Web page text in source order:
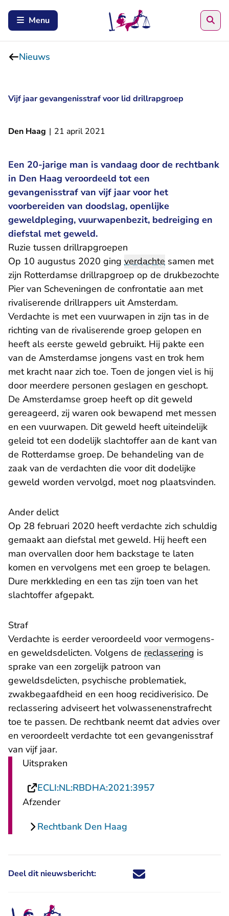
Menu
Nieuws
Vijf jaar gevangenisstraf voor lid drillrapgroep
Den Haag | 21 april 2021
Een 20-jarige man is vandaag door de rechtbank
in Den Haag veroordeeld tot een
gevangenisstraf van vijf jaar voor het
voorbereiden van doodslag, openlijke
geweldpleging, vuurwapenbezit, bedreiging en
diefstal met geweld.
​​Ruzie tussen drillrapgroepen
Op 10 augustus 2020 ging verdachte samen met
zijn Rotterdamse drillrapgroep op de drukbezochte
Pier van Scheveningen de confrontatie aan met
rivaliserende drillrappers uit Amsterdam.
Verdachte is met een vuurwapen in zijn tas in de
richting van de rivaliserende groep gelopen en
heeft als eerste geweld gebruikt. Hij pakte een
van de Amsterdamse jongens vast en trok hem
met kracht naar zich toe. Toen de jongen viel is hij
door meerdere personen geslagen en geschopt.
De Amsterdamse groep heeft op dit geweld
gereageerd, zij waren ook bewapend met messen
en een vuurwapen. Dit geweld heeft uiteindelijk
geleid tot een dodelijk slachtoffer aan de kant van
de Rotterdamse groep. De behandeling van de
zaak van de verdachten die voor dit dodelijke
geweld worden vervolgd, moet nog plaatsvinden.
Ander delict
Op 28 februari 2020 heeft verdachte zich schuldig
gemaakt aan diefstal met geweld. Hij heeft een
man overvallen door hem backstage te laten
komen en vervolgens met een groep te belagen.
Dure merkkleding en een tas zijn toen van het
slachtoffer afgepakt.
Straf
Verdachte is eerder veroordeeld voor vermogens-
en geweldsdelicten. Volgens de reclassering is
sprake van een zorgelijk patroon van
geweldsdelicten, psychische problematiek,
zwakbegaafdheid en een hoog recidiverisico. De
reclassering adviseert het volwassenenstrafrecht
toe te passen. De rechtbank neemt dat advies over
en veroordeelt verdachte tot een gevangenisstraf
van vijf jaar.
Uitspraken
ECLI:NL:RBDHA:2021:3957
Afzender
Rechtbank Den Haag
Deel dit nieuwsbericht: Deel dit nieuwsbericht via X -
Deel dit nieuwsbericht via
Deel dit nieuwsbericht
Deel dit